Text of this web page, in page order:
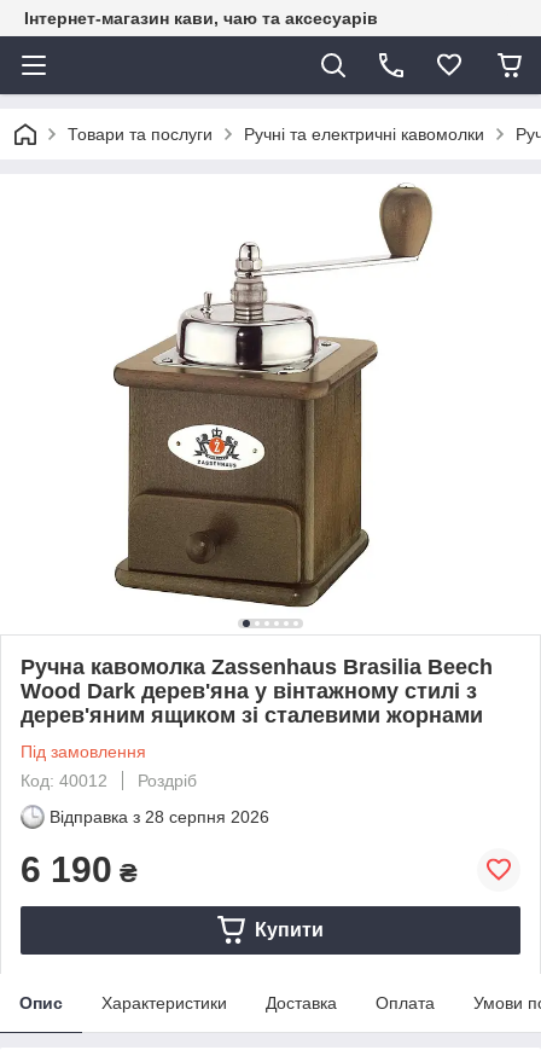
Інтернет-магазин кави, чаю та аксесуарів
Товари та послуги Ручні та електричні кавомолки
Ручна кавомолка Zassenhaus Brasilia Beech
Wood Dark дерев'яна у вінтажному стилі з
дерев'яним ящиком зі сталевими жорнами
Під замовлення
Код: 40012
Роздріб
Відправка з 28 серпня 2026
6 190 ₴
Купити
Опис Характеристики Доставка Оплата Умови